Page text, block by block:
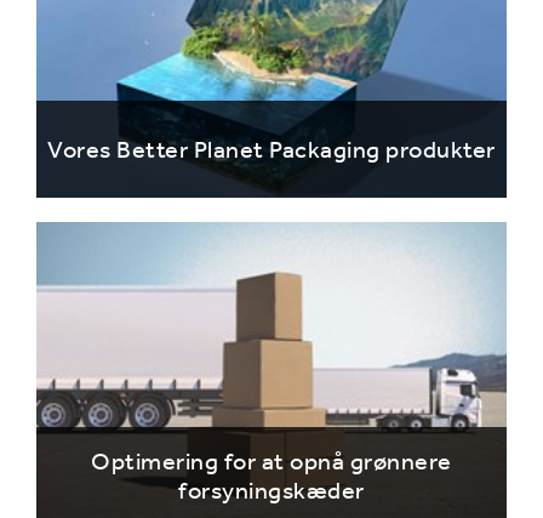
Vores Better Planet Packaging produkter
Optimering for at opnå grønnere
forsyningskæder